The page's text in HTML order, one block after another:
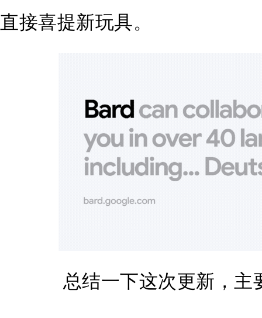
直接喜提新玩具。
总结一下这次更新，主